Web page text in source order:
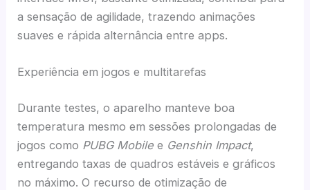
a sensação de agilidade, trazendo animações
suaves e rápida alternância entre apps.
Experiência em jogos e multitarefas
Durante testes, o aparelho manteve boa
temperatura mesmo em sessões prolongadas de
jogos como PUBG Mobile e Genshin Impact,
entregando taxas de quadros estáveis e gráficos
no máximo. O recurso de otimização de